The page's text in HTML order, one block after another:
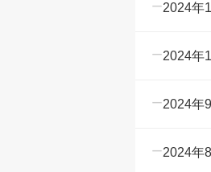
2024年
2024年
2024年
2024年